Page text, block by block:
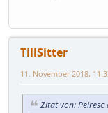
TillSitter
11. November 2018,
Zitat von: